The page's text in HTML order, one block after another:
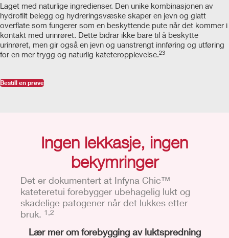
Laget med naturlige ingredienser. Den unike kombinasjonen av
hydrofilt belegg og hydreringsvæske skaper en jevn og glatt
overflate som fungerer som en beskyttende pute når det kommer i
kontakt med urinrøret. Dette bidrar ikke bare til å beskytte
urinrøret, men gir også en jevn og uanstrengt innføring og utføring
for en mer trygg og naturlig kateteropplevelse.23
Bestill en prøve
Ingen lekkasje, ingen
bekymringer
Det er dokumentert at Infyna Chic™
kateteretui forebygger ubehagelig lukt og
skadelige patogener når det lukkes etter
bruk. 1,2
Lær mer om forebygging av luktspredning